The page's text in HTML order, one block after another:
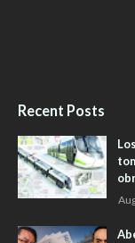
Recent Posts